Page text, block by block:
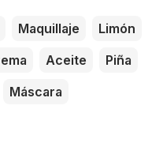
Maquillaje
Limón
Aceite
Piña
Máscara